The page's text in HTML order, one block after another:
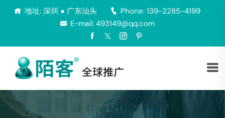
地址: 深圳 ● 广东汕头
Phone: 139-2285-4199
E-mail: 493149@qq.com